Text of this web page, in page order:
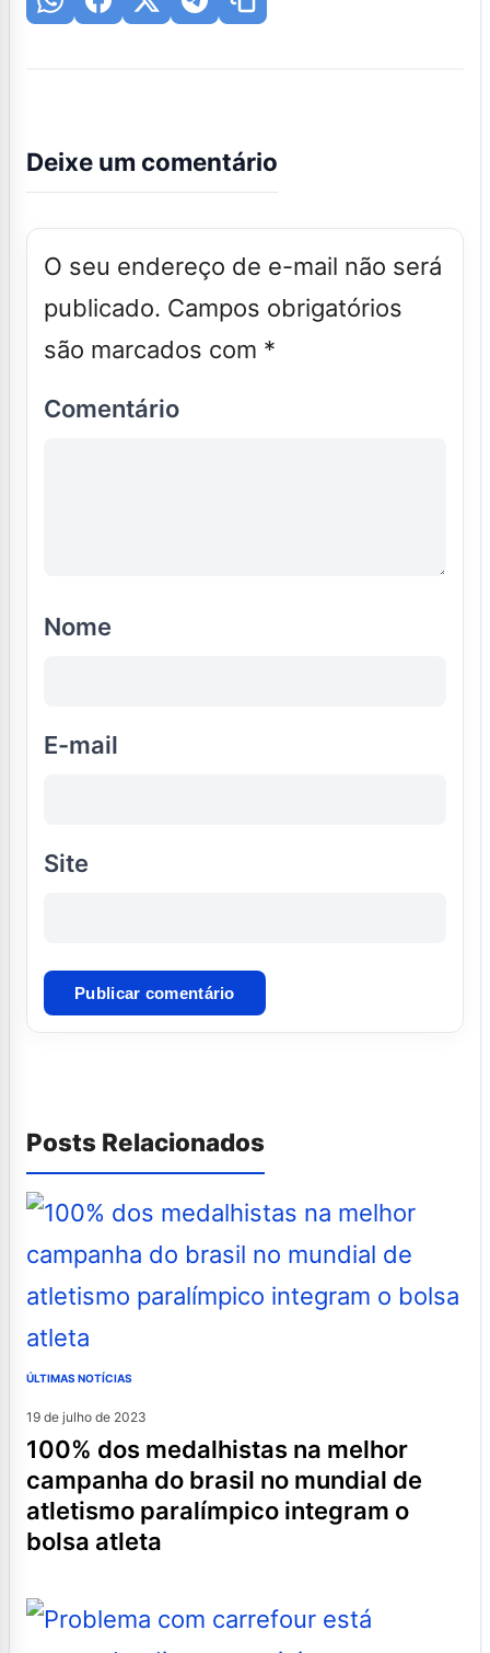
Deixe um comentário
O seu endereço de e-mail não será
publicado. Campos obrigatórios
são marcados com *
Comentário
Nome
E-mail
Site
Posts Relacionados
ÚLTIMAS NOTÍCIAS
19 de julho de 2023
100% dos medalhistas na melhor
campanha do brasil no mundial de
atletismo paralímpico integram o
bolsa atleta